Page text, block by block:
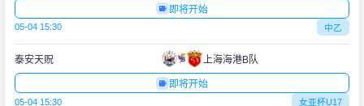
即将开始
05-04 15:30 中乙
泰安天贶 上海海港B队
即将开始
05-04 15:30 女亚杯U17